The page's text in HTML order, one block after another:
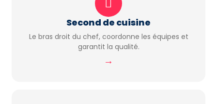
Second de cuisine
Le bras droit du chef, coordonne les équipes et
garantit la qualité.
→